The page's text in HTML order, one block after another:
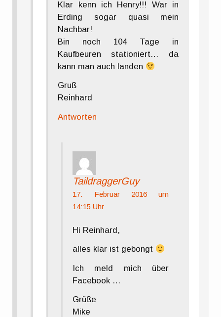
Klar kenn ich Henry!!! War in
Erding sogar quasi mein
Nachbar!
Bin noch 104 Tage in
Kaufbeuren stationiert… da
kann man auch landen
Gruß
Reinhard
Antworten
TaildraggerGuy
17. Februar 2016 um
14:15 Uhr
Hi Reinhard,
alles klar ist gebongt
Ich meld mich über
Facebook …
Grüße
Mike